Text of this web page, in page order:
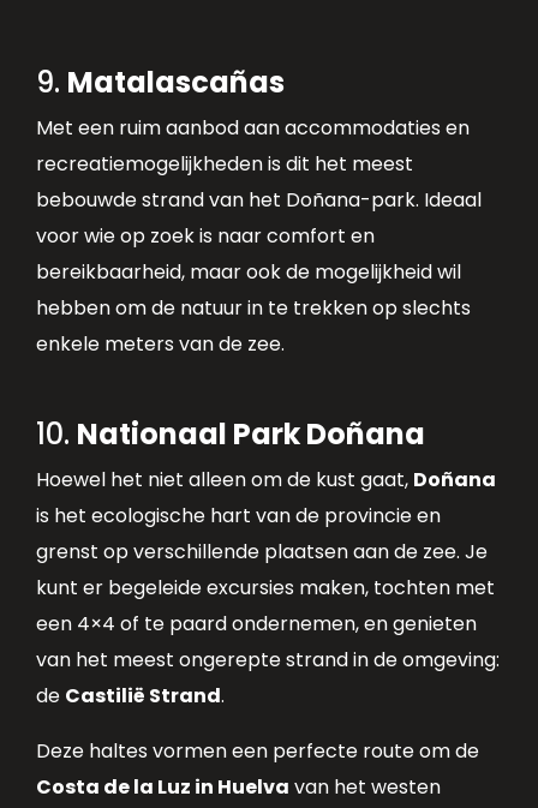
9. Matalascañas
Met een ruim aanbod aan accommodaties en
recreatiemogelijkheden is dit het meest
bebouwde strand van het Doñana-park. Ideaal
voor wie op zoek is naar comfort en
bereikbaarheid, maar ook de mogelijkheid wil
hebben om de natuur in te trekken op slechts
enkele meters van de zee.
10. Nationaal Park Doñana
Hoewel het niet alleen om de kust gaat, Doñana
is het ecologische hart van de provincie en
grenst op verschillende plaatsen aan de zee. Je
kunt er begeleide excursies maken, tochten met
een 4×4 of te paard ondernemen, en genieten
van het meest ongerepte strand in de omgeving:
de Castilië Strand.
Deze haltes vormen een perfecte route om de
Costa de la Luz in Huelva van het westen